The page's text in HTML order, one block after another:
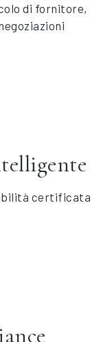
di fornitore,
certificata